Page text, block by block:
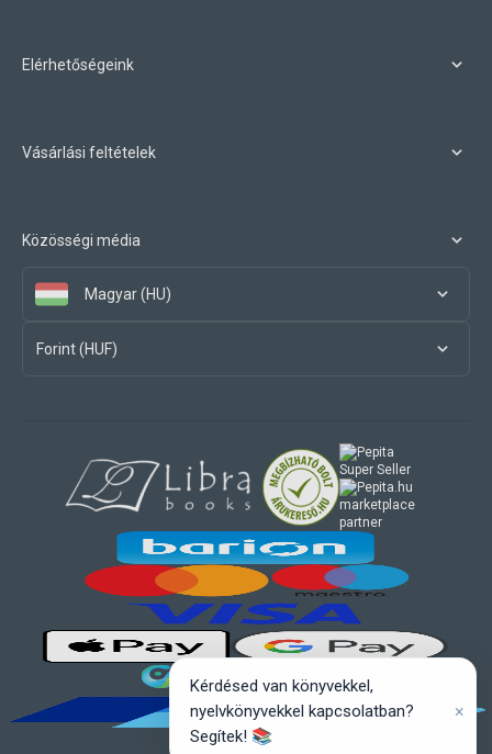
Elérhetőségeink
Vásárlási feltételek
Közösségi média
Magyar (HU)
Forint (HUF)
marketplace
partner
Kérdésed van könyvekkel,
nyelvkönyvekkel kapcsolatban?
Segítek! 📚
×